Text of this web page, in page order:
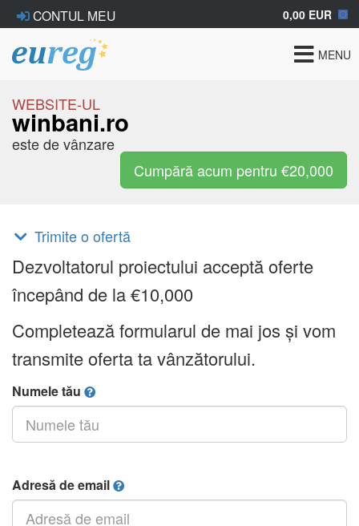
CONTUL MEU 0,00 EUR
Toggle
MENU
WEBSITE-UL
winbani.ro
este de vânzare
Cumpără acum pentru €20,000
Trimite o ofertă
Dezvoltatorul proiectului acceptă oferte
începând de la €10,000
Completează formularul de mai jos și vom
transmite oferta ta vânzătorului.
Numele tău
Adresă de email